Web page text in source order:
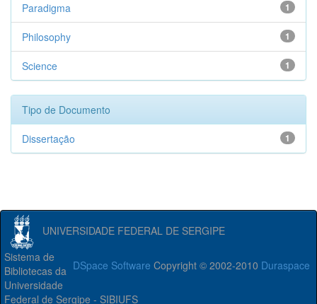
1
Paradigma
1
Philosophy
1
Science
Tipo de Documento
1
Dissertação
UNIVERSIDADE FEDERAL DE SERGIPE
DSpace Software Copyright © 2002-2010 Duraspace
Sistema de
Bibliotecas da
Universidade
Federal de Sergipe - SIBIUFS